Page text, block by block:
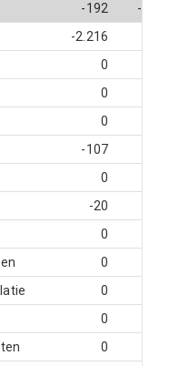
-192
-91
-2.216
0
0
0
-107
0
-20
0
0
0
0
0